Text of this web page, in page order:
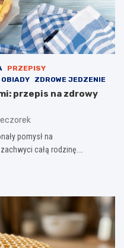
PRZEPISY
ZDROWE JEDZENIE
przepis na zdrowy
pomysł na
całą rodzinę.…